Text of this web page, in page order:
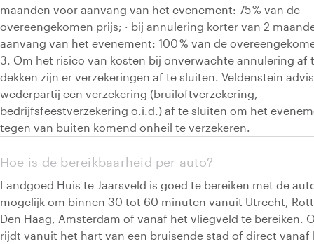
maanden voor aanvang van het evenement: 75 % van de
overeengekomen prijs; · bij annulering korter van 2
aanvang van het evenement: 100 % van de
3. Om het risico van kosten bij onverwachte annulering af
dekken zijn er verzekeringen af te sluiten. Veldenstein
wederpartij een verzekering (bruiloftverzekering,
bedrijfsfeestverzekering o.i.d.) af te sluiten om het
tegen van buiten komend onheil te verzekeren.
Hoe is de bereikbaarheid per auto?
Landgoed Huis te Jaarsveld is goed te bereiken met de
mogelijk om binnen 30 tot 60 minuten vanuit Utrecht,
Den Haag, Amsterdam of vanaf het vliegveld te bereiken.
rijdt vanuit het hart van een bruisende stad of direct vanaf